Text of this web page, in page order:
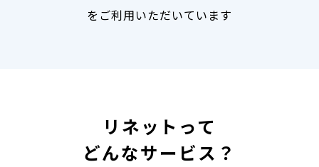
をご利用いただいています
リネットって
どんなサービス？